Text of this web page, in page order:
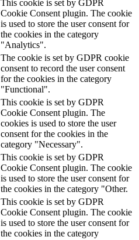
This cookie is set by GDPR
Cookie Consent plugin. The cookie
is used to store the user consent for
the cookies in the category
"Analytics".
The cookie is set by GDPR cookie
consent to record the user consent
for the cookies in the category
"Functional".
This cookie is set by GDPR
Cookie Consent plugin. The
cookies is used to store the user
consent for the cookies in the
category "Necessary".
This cookie is set by GDPR
Cookie Consent plugin. The cookie
is used to store the user consent for
the cookies in the category "Other.
This cookie is set by GDPR
Cookie Consent plugin. The cookie
is used to store the user consent for
the cookies in the category